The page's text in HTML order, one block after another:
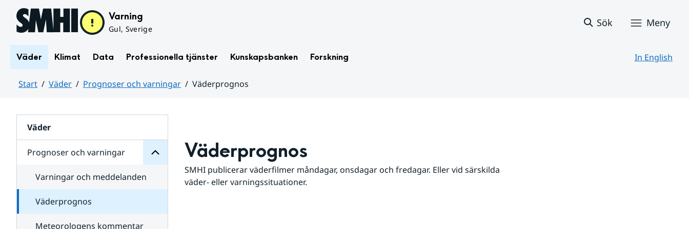
Hoppa till sidans innehåll Varning
Gul, Sverige
Sök Meny
Väder Klimat Data Professionella tjänster Kunskapsbanken Forskning In English
Start Väder Prognoser och varningar
Väderprognos
Väder
Prognoser och varningar
för
varningar
Varningar och meddelanden
Väderprognos
Meteorologens kommentar
Väderprognos
SMHI publicerar väderfilmer måndagar, onsdagar och fredagar. Eller vid särskilda
väder- eller varningssituationer.